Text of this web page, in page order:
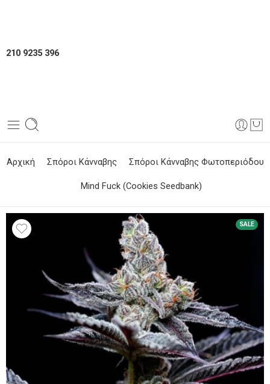
210 9235 396
Αρχική Σπόροι Κάνναβης Σπόροι Κάνναβης Φωτοπεριόδου
Mind Fuck (Cookies Seedbank)
SALE